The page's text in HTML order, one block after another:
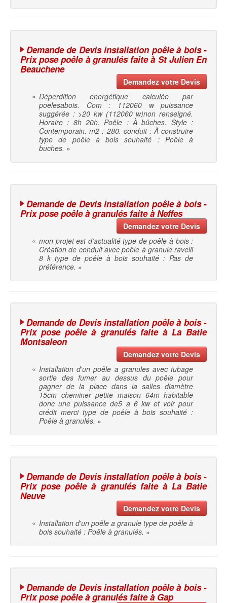
Demande de Devis installation poêle à bois -
Prix pose poêle à granulés faite à St Julien En
Beauchene
Demandez votre Devis
« Déperdition energétique calculée par
poelesabois. Com : 112060 w puissance
suggérée : >20 kw (112060 w)non renseigné.
Horaire : 8h 20h. Poêle : À bûches. Style :
Contemporain. m2 : 280. conduit : À construire
type de poêle à bois souhaité : Poêle à
buches. »
Demande de Devis installation poêle à bois -
Prix pose poêle à granulés faite à Neffes
Demandez votre Devis
« mon projet est d’actualité type de poêle à bois :
Création de conduit avec poêle à granule ravelli
8 k type de poêle à bois souhaité : Pas de
préférence. »
Demande de Devis installation poêle à bois -
Prix pose poêle à granulés faite à La Batie
Montsaleon
Demandez votre Devis
« Installation d'un poêle a granules avec tubage
sortie des fumer au dessus du poêle pour
gagner de la place dans la salles diamètre
15cm cheminer petite maison 64m habitable
donc une puissance de5 a 6 kw et voir pour
crédit merci type de poêle à bois souhaité :
Poêle à granulés. »
Demande de Devis installation poêle à bois -
Prix pose poêle à granulés faite à La Batie
Neuve
Demandez votre Devis
« Installation d'un poêle a granule type de poêle à
bois souhaité : Poêle à granulés. »
Demande de Devis installation poêle à bois -
Prix pose poêle à granulés faite à Gap